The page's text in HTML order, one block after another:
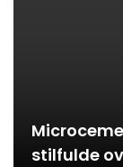
stilfulde